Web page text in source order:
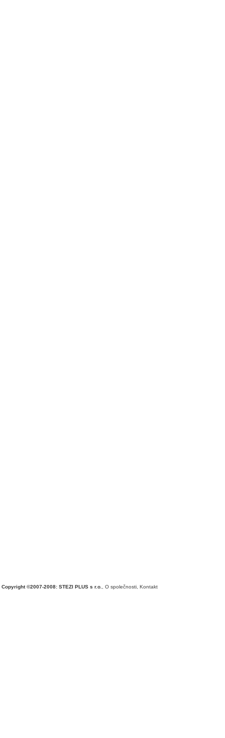
Copyright ©2007-2008: STEZI PLUS s r.o. O společnosti Kontakt